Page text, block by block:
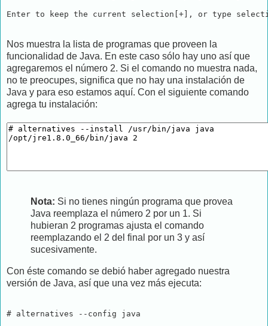
Nos muestra la lista de programas que proveen la
funcionalidad de Java. En este caso sólo hay uno así que
agregaremos el número 2. Si el comando no muestra nada,
no te preocupes, significa que no hay una instalación de
Java y para eso estamos aquí. Con el siguiente comando
agrega tu instalación:
Nota: Si no tienes ningún programa que provea
Java reemplaza el número 2 por un 1. Si
hubieran 2 programas ajusta el comando
reemplazando el 2 del final por un 3 y así
sucesivamente.
Con éste comando se debió haber agregado nuestra
versión de Java, así que una vez más ejecuta:
# alternatives --config java